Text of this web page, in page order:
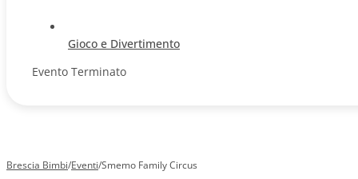
Gioco e Divertimento
Evento Terminato
Brescia Bimbi/Eventi/Smemo Family Circus